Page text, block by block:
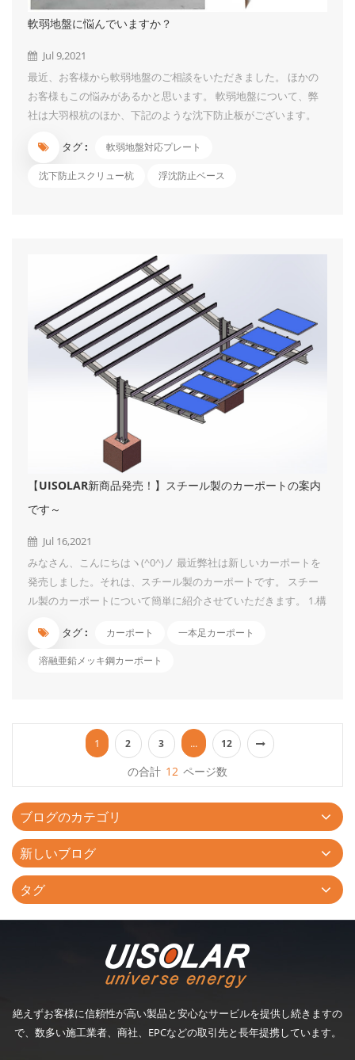
軟弱地盤に悩んでいますか？
Jul 9,2021
最近、お客様から軟弱地盤のご相談をいただきました。 ほかの
お客様もこの悩みがあるかと思います。 軟弱地盤について、弊
社は大羽根杭のほか、下記のような沈下防止板がございます。
杭専用部品です。 特に軟弱地盤などの柔らかいところで杭を設
置するには沈み込み防止効果が効きます。 軟弱地盤の天敵で、
タグ : 軟弱地盤対応プレート
沈下防止スクリュー杭 浮沈防止ベース
【UISOLAR新商品発売！】スチール製のカーポートの案内
です～
Jul 16,2021
みなさん、こんにちはヽ(^0^)ノ 最近弊社は新しいカーポートを
発売しました。それは、スチール製のカーポートです。 スチー
ル製のカーポートについて簡単に紹介させていただきます。 1.構
者にも楽に駐車できます。 2.最大風速60 m / s、高さはおよそ3 -
4 mまで設計できます。 3.二重カーポート構造は、同じ条件でよ
お問い合わせください。...
タグ : カーポート 一本足カーポート
溶融亜鉛メッキ鋼カーポート
1 2 3 ... 12
の合計 12 ページ数
ブログのカテゴリ
新しいブログ
タグ
絶えずお客様に信頼性が高い製品と安心なサービルを提供し続きますの
で、数多い施工業者、商社、EPCなどの取引先と長年提携しています。